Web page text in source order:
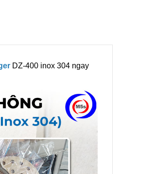
DZ-400 inox 304 ngay